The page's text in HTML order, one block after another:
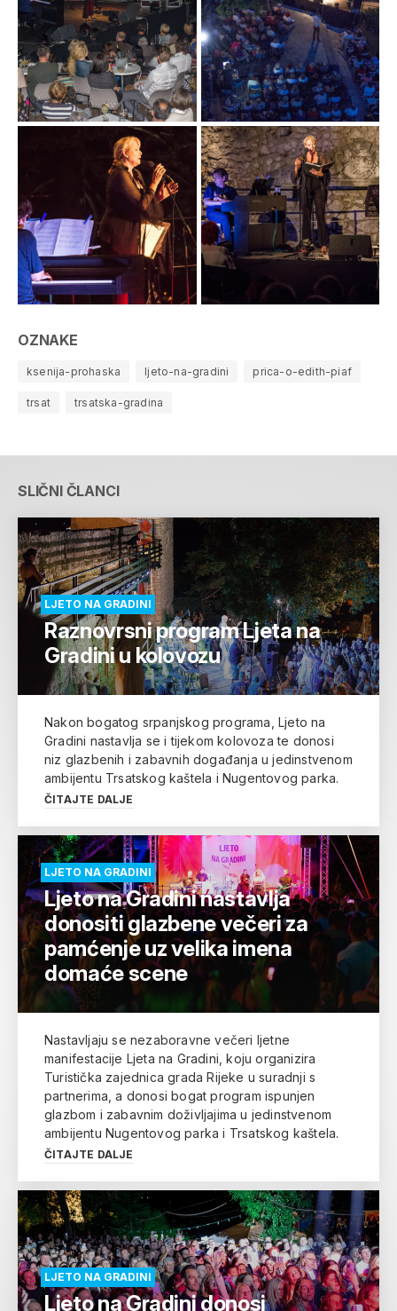
OZNAKE
ksenija-prohaska ljeto-na-gradini prica-o-edith-piaf
trsat trsatska-gradina
SLIČNI ČLANCI
LJETO NA GRADINI
Raznovrsni program Ljeta na
Gradini u kolovozu
Nakon bogatog srpanjskog programa, Ljeto na
Gradini nastavlja se i tijekom kolovoza te donosi
niz glazbenih i zabavnih događanja u jedinstvenom
ambijentu Trsatskog kaštela i Nugentovog parka.
ČITAJTE DALJE
LJETO NA GRADINI
Ljeto na Gradini nastavlja
donositi glazbene večeri za
pamćenje uz velika imena
domaće scene
Nastavljaju se nezaboravne večeri ljetne
manifestacije Ljeta na Gradini, koju organizira
Turistička zajednica grada Rijeke u suradnji s
partnerima, a donosi bogat program ispunjen
glazbom i zabavnim doživljajima u jedinstvenom
ambijentu Nugentovog parka i Trsatskog kaštela.
ČITAJTE DALJE
LJETO NA GRADINI
Ljeto na Gradini donosi